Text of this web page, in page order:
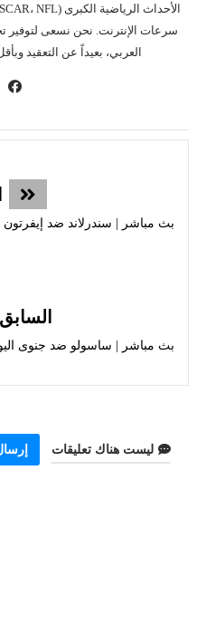
سرعات الإنترنت. نحن نسعى لتوفير
العربي، بعيداً عن التعقيد
السابق
ليست هناك تعليقات